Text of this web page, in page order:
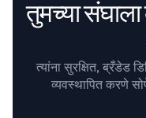
तुमच्या
त्यांना सुरक्षित, ब्रँडेड
व्यवस्थापित करणे